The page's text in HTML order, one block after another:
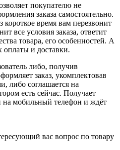
покупателю не
заказа самостоятельно.
короткое время вам перезвонит
все условия заказа, ответит
товара, его особенностей. А
оплаты и доставки.
либо, получив
заказ, укомплектовав
либо соглашается на
есть сейчас. Получает
на мобильный телефон и ждёт
вас вопрос по товару